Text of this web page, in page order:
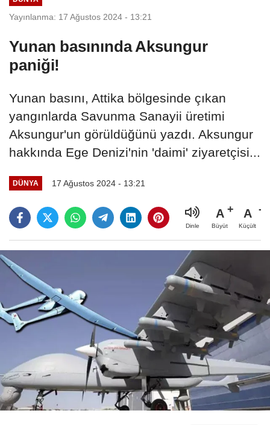
Yayınlanma: 17 Ağustos 2024 - 13:21
Yunan basınında Aksungur
paniği!
Yunan basını, Attika bölgesinde çıkan
yangınlarda Savunma Sanayii üretimi
Aksungur'un görüldüğünü yazdı. Aksungur
hakkında Ege Denizi'nin 'daimi' ziyaretçisi...
DÜNYA 17 Ağustos 2024 - 13:21
Dinle
A
Büyüt
A
Küçült